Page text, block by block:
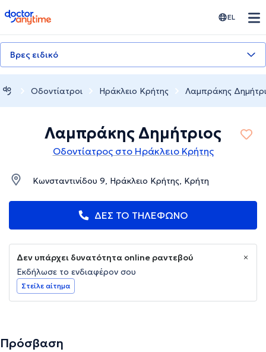
doctoranytime EL
Βρες ειδικό
Οδοντίατροι Ηράκλειο Κρήτης Λαμπράκης
Λαμπράκης Δημήτριος
Οδοντίατρος στο Ηράκλειο Κρήτης
Κωνσταντινίδου 9, Ηράκλειο Κρήτης, Κρήτη
ΔΕΣ ΤΟ ΤΗΛΕΦΩΝΟ
Δεν υπάρχει δυνατότητα online ραντεβού
Εκδήλωσε το ενδιαφέρον σου
Στείλε αίτημα
Πρόσβαση